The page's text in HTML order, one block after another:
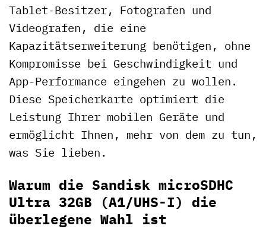
Tablet-Besitzer, Fotografen und
Videografen, die eine
Kapazitätserweiterung benötigen, ohne
Kompromisse bei Geschwindigkeit und
App-Performance eingehen zu wollen.
Diese Speicherkarte optimiert die
Leistung Ihrer mobilen Geräte und
ermöglicht Ihnen, mehr von dem zu tun,
was Sie lieben.
Warum die Sandisk microSDHC
Ultra 32GB (A1/UHS-I) die
überlegene Wahl ist